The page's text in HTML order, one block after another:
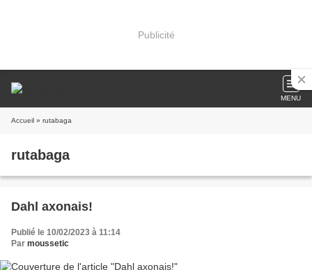
Publicité
MENU
Accueil » rutabaga
rutabaga
Dahl axonais!
Publié le 10/02/2023 à 11:14
Par moussetic